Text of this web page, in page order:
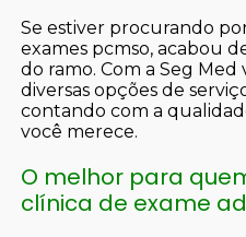
Se estiver procurando
exames pcmso, acabou
do ramo. Com a Seg
diversas opções de
contando com a
você merece.
O melhor para
clínica de exame